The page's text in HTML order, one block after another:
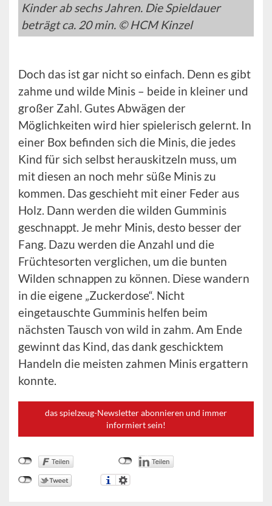
Kinder ab sechs Jahren. Die Spieldauer
beträgt ca. 20 min. © HCM Kinzel
Doch das ist gar nicht so einfach. Denn es gibt
zahme und wilde Minis – beide in kleiner und
großer Zahl. Gutes Abwägen der
Möglichkeiten wird hier spielerisch gelernt. In
einer Box befinden sich die Minis, die jedes
Kind für sich selbst herauskitzeln muss, um
mit diesen an noch mehr süße Minis zu
kommen. Das geschieht mit einer Feder aus
Holz. Dann werden die wilden Gumminis
geschnappt. Je mehr Minis, desto besser der
Fang. Dazu werden die Anzahl und die
Früchtesorten verglichen, um die bunten
Wilden schnappen zu können. Diese wandern
in die eigene „Zuckerdose“. Nicht
eingetauschte Gumminis helfen beim
nächsten Tausch von wild in zahm. Am Ende
gewinnt das Kind, das dank geschicktem
Handeln die meisten zahmen Minis ergattern
konnte.
das spielzeug-Newsletter abonnieren und immer
informiert sein!